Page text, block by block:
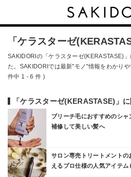
「ケラスターゼ
SAKIDORIの「ケラスターゼ(KERASTASE)
た。SAKIDORIでは最新"モノ"情報をわかり
件中 1 - 6 件 )
「ケラスターゼ(KERASTASE)」
ブリーチ毛におすすめのシ
補修して美しい髪へ
サロン専売トリートメント
えるプロ仕様の人気アイテム